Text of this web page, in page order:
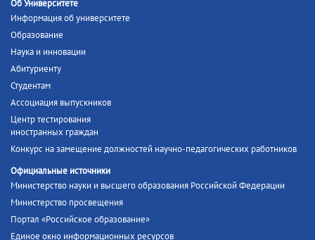
Об Университете
Информация об университете
Образование
Наука и инновации
Абитуриенту
Студентам
Ассоциация выпускников
Центр тестирования
иностранных граждан
Конкурс на замещение должностей научно-педагогических работников
Официальные источники
Министерство науки и высшего образования Российской Федерации
Министерство просвещения
Портал «Российское образование»
Единое окно информационных ресурсов